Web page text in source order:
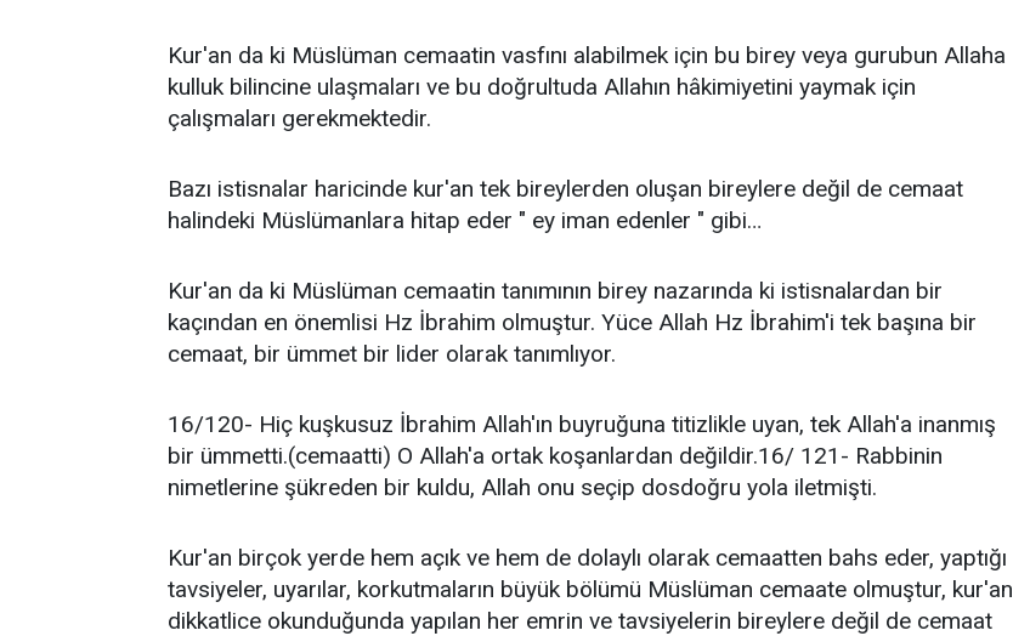
Kur'an da ki Müslüman cemaatin vasfını alabilmek için bu birey veya gurubun Allaha
kulluk bilincine ulaşmaları ve bu doğrultuda Allahın hâkimiyetini yaymak için
çalışmaları gerekmektedir.
Bazı istisnalar haricinde kur'an tek bireylerden oluşan bireylere değil de cemaat
halindeki Müslümanlara hitap eder " ey iman edenler " gibi…
Kur'an da ki Müslüman cemaatin tanımının birey nazarında ki istisnalardan bir
kaçından en önemlisi Hz İbrahim olmuştur. Yüce Allah Hz İbrahim'i tek başına bir
cemaat, bir ümmet bir lider olarak tanımlıyor.
16/120- Hiç kuşkusuz İbrahim Allah'ın buyruğuna titizlikle uyan, tek Allah'a inanmış
bir ümmetti.(cemaatti) O Allah'a ortak koşanlardan değildir.16/ 121- Rabbinin
nimetlerine şükreden bir kuldu, Allah onu seçip dosdoğru yola iletmişti.
Kur'an birçok yerde hem açık ve hem de dolaylı olarak cemaatten bahs eder, yaptığı
tavsiyeler, uyarılar, korkutmaların büyük bölümü Müslüman cemaate olmuştur, kur'an
dikkatlice okunduğunda yapılan her emrin ve tavsiyelerin bireylere değil de cemaat